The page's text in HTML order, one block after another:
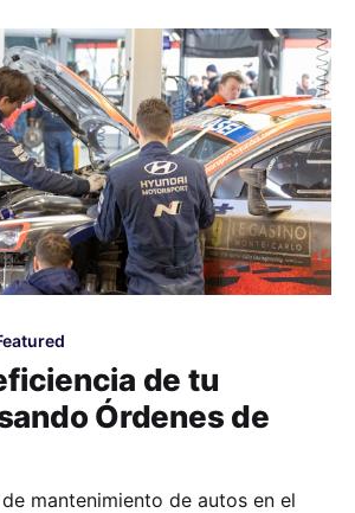
del Impuesto a la Renta
de tu
Órdenes de
mantenimiento de autos en el